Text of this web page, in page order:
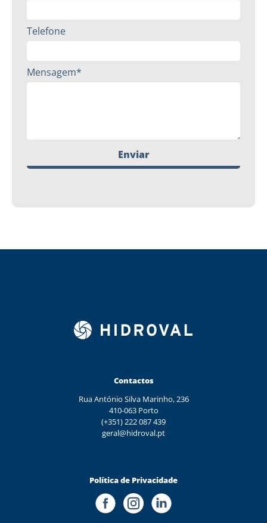
Telefone
Mensagem*
Enviar
Contactos
Rua António Silva Marinho, 236
410-063 Porto
(+351) 222 087 439
geral@hidroval.pt
Política de Privacidade